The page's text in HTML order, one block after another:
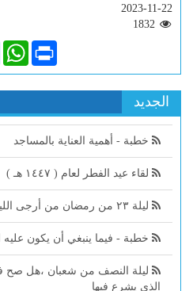
2023-11-22
Print
الجديد
خطبة - أهمية العناية بالمساجد
لقاء عيد الفطر لعام ( ١٤٤٧ هـ )
ليلة ٢٣ من رمضان من أرجى الليالي أن تكون ليلة القدر
خطبة - فيما ينبغي أن يكون
ليلة النصف من شعبان ،هل صح
الذي يشرع فيها